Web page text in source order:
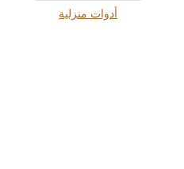
أدوات منزلية